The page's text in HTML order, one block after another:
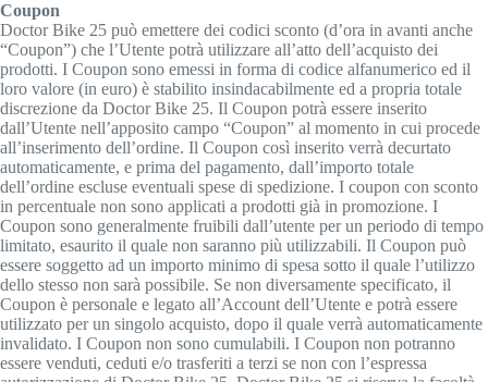
Coupon
Doctor Bike 25 può emettere dei codici sconto (d’ora in avanti anche
“Coupon”) che l’Utente potrà utilizzare all’atto dell’acquisto dei
prodotti. I Coupon sono emessi in forma di codice alfanumerico ed il
loro valore (in euro) è stabilito insindacabilmente ed a propria totale
discrezione da Doctor Bike 25. Il Coupon potrà essere inserito
dall’Utente nell’apposito campo “Coupon” al momento in cui procede
all’inserimento dell’ordine. Il Coupon così inserito verrà decurtato
automaticamente, e prima del pagamento, dall’importo totale
dell’ordine escluse eventuali spese di spedizione. I coupon con sconto
in percentuale non sono applicati a prodotti già in promozione. I
Coupon sono generalmente fruibili dall’utente per un periodo di tempo
limitato, esaurito il quale non saranno più utilizzabili. Il Coupon può
essere soggetto ad un importo minimo di spesa sotto il quale l’utilizzo
dello stesso non sarà possibile. Se non diversamente specificato, il
Coupon è personale e legato all’Account dell’Utente e potrà essere
utilizzato per un singolo acquisto, dopo il quale verrà automaticamente
invalidato. I Coupon non sono cumulabili. I Coupon non potranno
essere venduti, ceduti e/o trasferiti a terzi se non con l’espressa